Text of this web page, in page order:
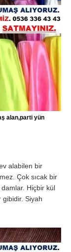
alan,parti yün
alabilen bir
Çok sıcak bir
Hiçbir kül
gibidir. Siyah